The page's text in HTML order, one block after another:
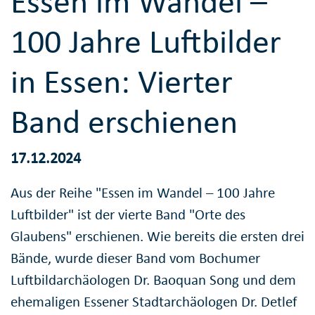
100 Jahre Luftbilder
in Essen: Vierter
Band erschienen
17.12.2024
Aus der Reihe "Essen im Wandel – 100 Jahre
Luftbilder" ist der vierte Band "Orte des
Glaubens" erschienen. Wie bereits die ersten drei
Bände, wurde dieser Band vom Bochumer
Luftbildarchäologen Dr. Baoquan Song und dem
ehemaligen Essener Stadtarchäologen Dr. Detlef